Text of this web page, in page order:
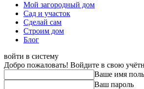
Мой загородный дом
Сад и участок
Сделай сам
Строим дом
Блог
войти в систему
Добро пожаловать! Войдите в свою
Ваше имя
Ваш пароль